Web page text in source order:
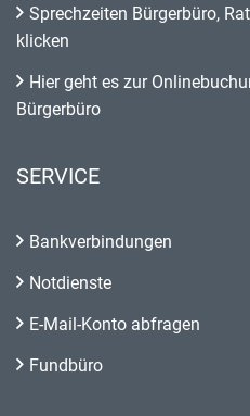
Sprechzeiten Bürgerbüro,
klicken
Hier geht es zur
Bürgerbüro
SERVICE
Bankverbindungen
Notdienste
E-Mail-Konto abfragen
Fundbüro